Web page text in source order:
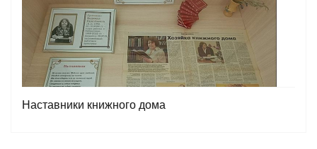
Наставники книжного дома